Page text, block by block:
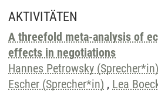
AKTIVITÄTEN
A threefold meta-analysis of
effects in negotiations
Hannes Petrowsky (Sprecher*in)
Escher (Sprecher*in) , Lea